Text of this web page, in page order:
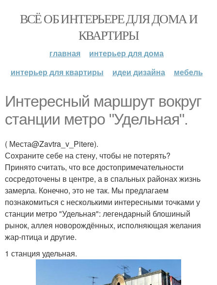
ВСЁ ОБ ИНТЕРЬЕРЕ ДЛЯ ДОМА И
КВАРТИРЫ
главная
интерьер для дома
интерьер для квартиры
идеи дизайна мебель
Интересный маршрут вокруг
станции метро "Удельная".
( Места@Zavtra_v_Pitere).
Сохраните себе на стену, чтобы не потерять?
Принято считать, что все достопримечательности
сосредоточены в центре, а в спальных районах жизнь
замерла. Конечно, это не так. Мы предлагаем
познакомиться с несколькими интересными точками у
станции метро "Удельная": легендарный блошиный
рынок, аллея новорождённых, исполняющая желания
жар-птица и другие.
1 станция удельная.